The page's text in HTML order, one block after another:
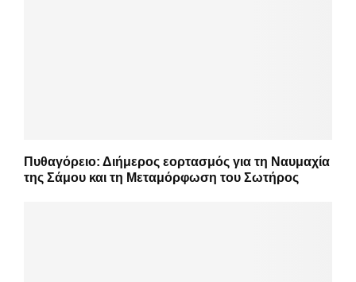
Πυθαγόρειο: Διήμερος εορτασμός για τη Ναυμαχία
της Σάμου και τη Μεταμόρφωση του Σωτήρος